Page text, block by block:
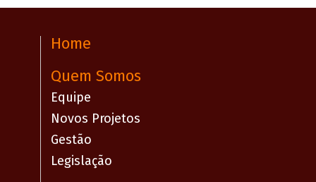
Home
Quem Somos
Equipe
Novos Projetos
Gestão
Legislação